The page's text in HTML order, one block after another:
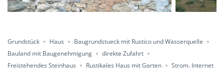
Grundstück Haus
Baugrundstueck mit Rustico und Wasserquelle
Bauland mit Baugenehmigung
direkte Zufahrt
Freistehendes Steinhaus
Rustikales Haus mit Garten Strom. Internet